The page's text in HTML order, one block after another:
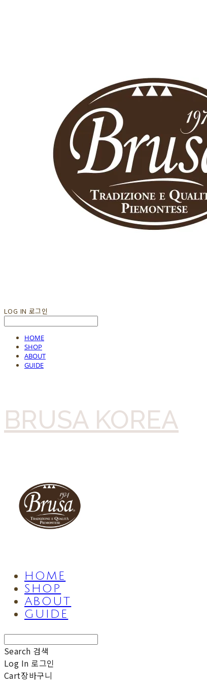
LOG IN 로그인
HOME
SHOP
ABOUT
GUIDE
BRUSA KOREA
HOME
SHOP
ABOUT
GUIDE
Search 검색
Log In 로그인
Cart장바구니